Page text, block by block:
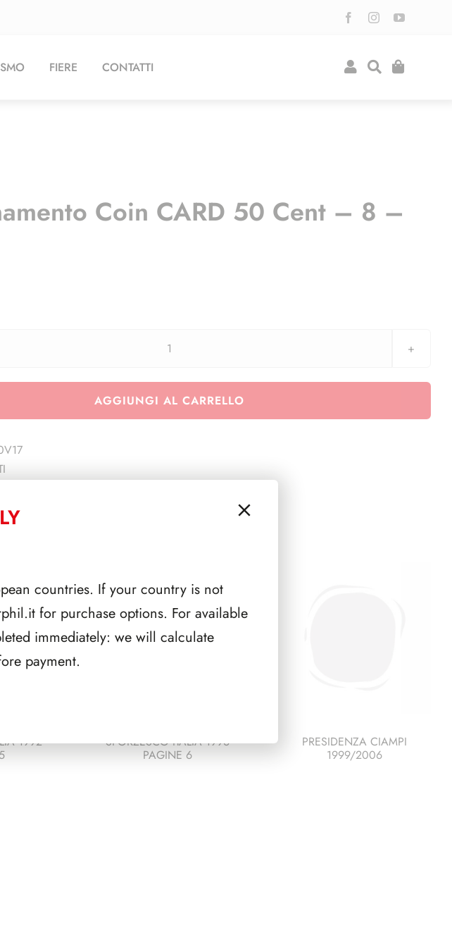
FIERE CONTATTI
Coin CARD 50 Cent – 8 –
aggiornamento
CARD
AGGIUNGI AL CARRELLO
1992
SFORZESCO ITALIA 1996
PAGINE 6
PRESIDENZA CIAMPI
1999/2006
countries. If your country is not
for purchase options. For available
immediately: we will calculate
payment.